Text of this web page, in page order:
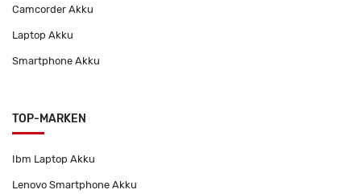
Camcorder Akku
Laptop Akku
Smartphone Akku
TOP-MARKEN
Ibm Laptop Akku
Lenovo Smartphone Akku